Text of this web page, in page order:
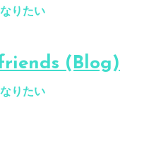
りたい
(Blog)
りたい